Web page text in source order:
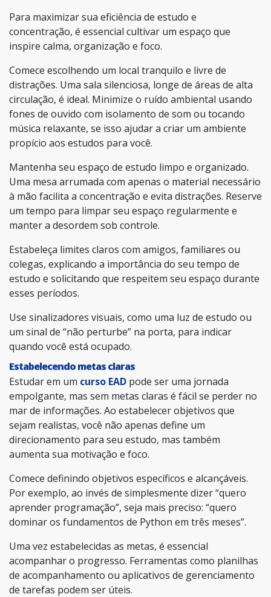
Para maximizar sua eficiência de estudo e
concentração, é essencial cultivar um espaço que
inspire calma, organização e foco.
Comece escolhendo um local tranquilo e livre de
distrações. Uma sala silenciosa, longe de áreas de alta
circulação, é ideal. Minimize o ruído ambiental usando
fones de ouvido com isolamento de som ou tocando
música relaxante, se isso ajudar a criar um ambiente
propício aos estudos para você.
Mantenha seu espaço de estudo limpo e organizado.
Uma mesa arrumada com apenas o material necessário
à mão facilita a concentração e evita distrações. Reserve
um tempo para limpar seu espaço regularmente e
manter a desordem sob controle.
Estabeleça limites claros com amigos, familiares ou
colegas, explicando a importância do seu tempo de
estudo e solicitando que respeitem seu espaço durante
esses períodos.
Use sinalizadores visuais, como uma luz de estudo ou
um sinal de “não perturbe” na porta, para indicar
quando você está ocupado.
Estabelecendo metas claras
Estudar em um curso EAD pode ser uma jornada
empolgante, mas sem metas claras é fácil se perder no
mar de informações. Ao estabelecer objetivos que
sejam realistas, você não apenas define um
direcionamento para seu estudo, mas também
aumenta sua motivação e foco.
Comece definindo objetivos específicos e alcançáveis.
Por exemplo, ao invés de simplesmente dizer “quero
aprender programação”, seja mais preciso: “quero
dominar os fundamentos de Python em três meses”.
Uma vez estabelecidas as metas, é essencial
acompanhar o progresso. Ferramentas como planilhas
de acompanhamento ou aplicativos de gerenciamento
de tarefas podem ser úteis.